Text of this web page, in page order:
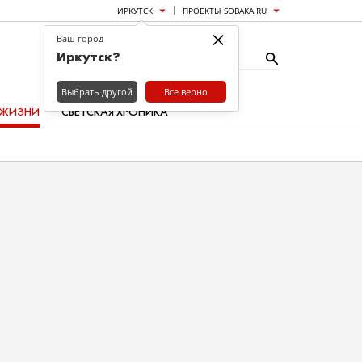
ИРКУТСК ПРОЕКТЫ SOBAKA.RU
СВЕТСКАЯ ХРОНИКА
×
Ваш город
Иркутск?
Выбрать другой Все верно